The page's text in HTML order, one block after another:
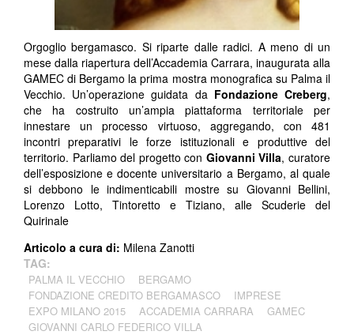
Orgoglio bergamasco. Si riparte dalle radici. A meno di un
mese dalla riapertura dell’Accademia Carrara, inaugurata alla
GAMEC di Bergamo la prima mostra monografica su Palma il
Vecchio. Un’operazione guidata da Fondazione Creberg,
che ha costruito un’ampia piattaforma territoriale per
innestare un processo virtuoso, aggregando, con 481
incontri preparativi le forze istituzionali e produttive del
territorio. Parliamo del progetto con Giovanni Villa, curatore
dell’esposizione e docente universitario a Bergamo, al quale
si debbono le indimenticabili mostre su Giovanni Bellini,
Lorenzo Lotto, Tintoretto e Tiziano, alle Scuderie del
Quirinale ​
Articolo a cura di: Milena Zanotti
TAG:
PALMA IL VECCHIO
BERGAMO
FONDAZIONE CREDITO BERGAMASCO
IMPRESE
EXPO MILANO 2015
ACCADEMIA CARRARA
GAMEC
GIOVANNI CARLO FEDERICO VILLA